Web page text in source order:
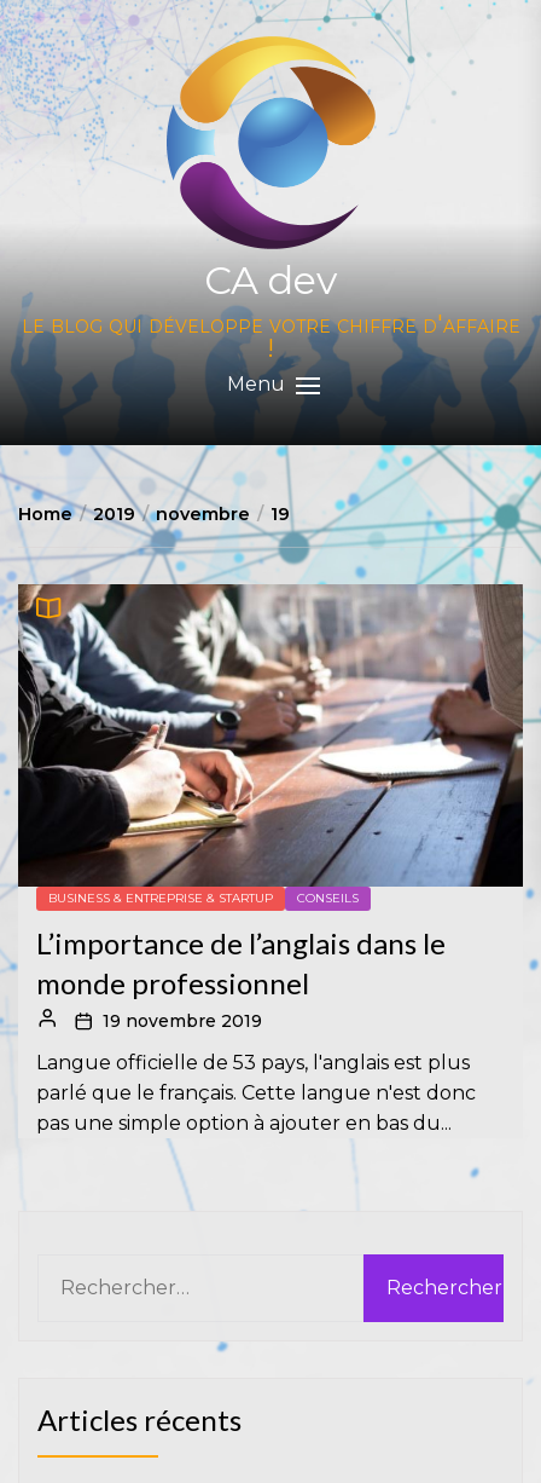
Skip
to
the
content
CA dev
le blog qui développe votre chiffre d'affaire
!
Menu
Home 2019 novembre 19
BUSINESS & ENTREPRISE & STARTUP CONSEILS
L’importance de l’anglais dans le
monde professionnel
19 novembre 2019
Langue officielle de 53 pays, l'anglais est plus
parlé que le français. Cette langue n'est donc
pas une simple option à ajouter en bas du...
Articles récents